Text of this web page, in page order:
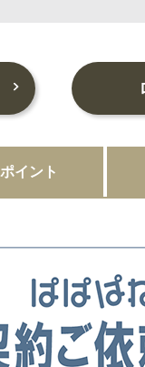
ポイント